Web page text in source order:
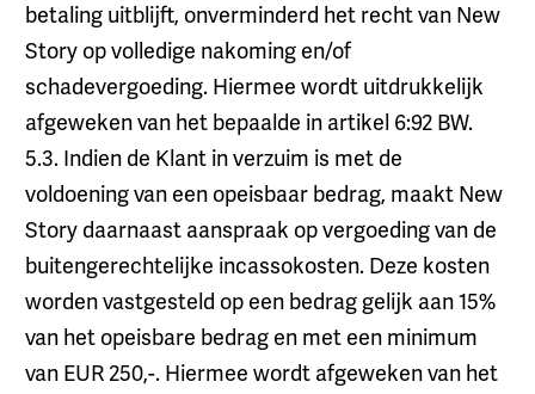
betaling uitblijft, onverminderd het recht van New
Story op volledige nakoming en/of
schadevergoeding. Hiermee wordt uitdrukkelijk
afgeweken van het bepaalde in artikel 6:92 BW.
5.3. Indien de Klant in verzuim is met de
voldoening van een opeisbaar bedrag, maakt New
Story daarnaast aanspraak op vergoeding van de
buitengerechtelijke incassokosten. Deze kosten
worden vastgesteld op een bedrag gelijk aan 15%
van het opeisbare bedrag en met een minimum
van EUR 250,-. Hiermee wordt afgeweken van het